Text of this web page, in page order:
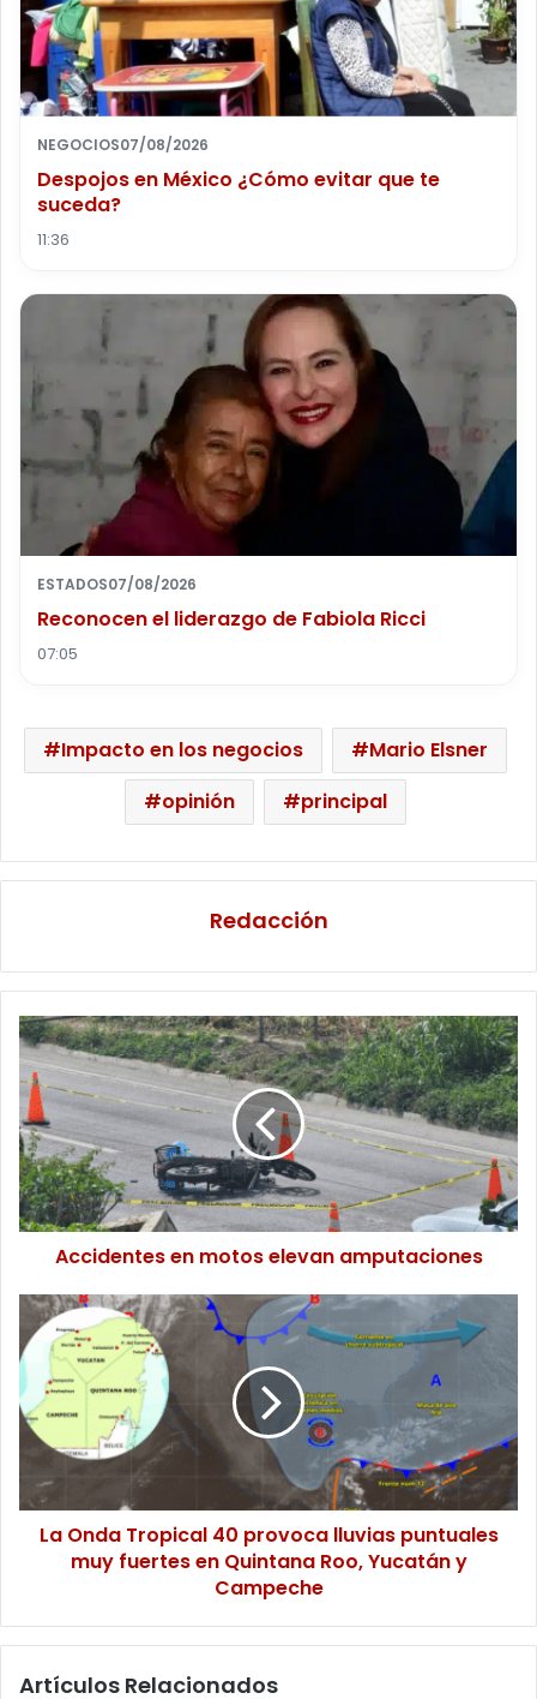
NEGOCIOS07/08/2026
Despojos en México ¿Cómo evitar que te
suceda?
11:36
ESTADOS07/08/2026
Reconocen el liderazgo de Fabiola Ricci
07:05
Impacto en los negocios
Mario Elsner
opinión
principal
Redacción
Accidentes
en
motos
elevan
amputaciones
Accidentes en motos elevan amputaciones
La
Onda
Tropical
provoca
lluvias
puntuales
muy
fuertes
Quintana
y
La Onda Tropical 40 provoca lluvias puntuales
muy fuertes en Quintana Roo, Yucatán y
Campeche
Artículos Relacionados